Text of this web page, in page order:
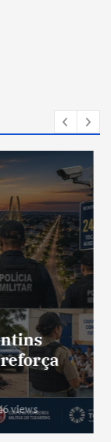
de
41 views